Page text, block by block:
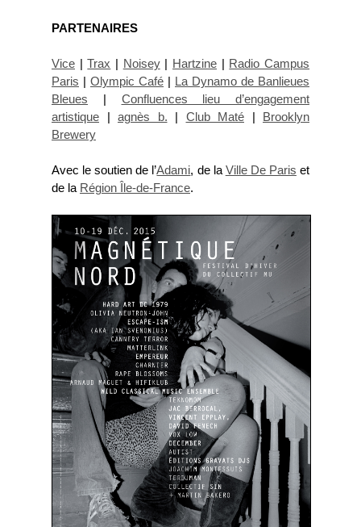
PARTENAIRES
Vice |Trax Noisey| Hartzine
Radio Campus
Paris
Olympic Café
La Dynamo de Banlieues
Bleues
Confluences lieu d’engagement
artistique
agnès b. Club Maté
Brooklyn
Brewery
Avec le soutien de l’Adami, de la Ville De Paris et
de la Région Île-de-France.